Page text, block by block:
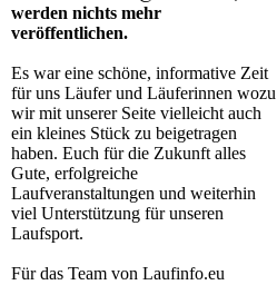
werden nichts mehr
veröffentlichen.
Es war eine schöne, informative Zeit
für uns Läufer und Läuferinnen wozu
wir mit unserer Seite vielleicht auch
ein kleines Stück zu beigetragen
haben. Euch für die Zukunft alles
Gute, erfolgreiche
Laufveranstaltungen und weiterhin
viel Unterstützung für unseren
Laufsport.
Für das Team von Laufinfo.eu